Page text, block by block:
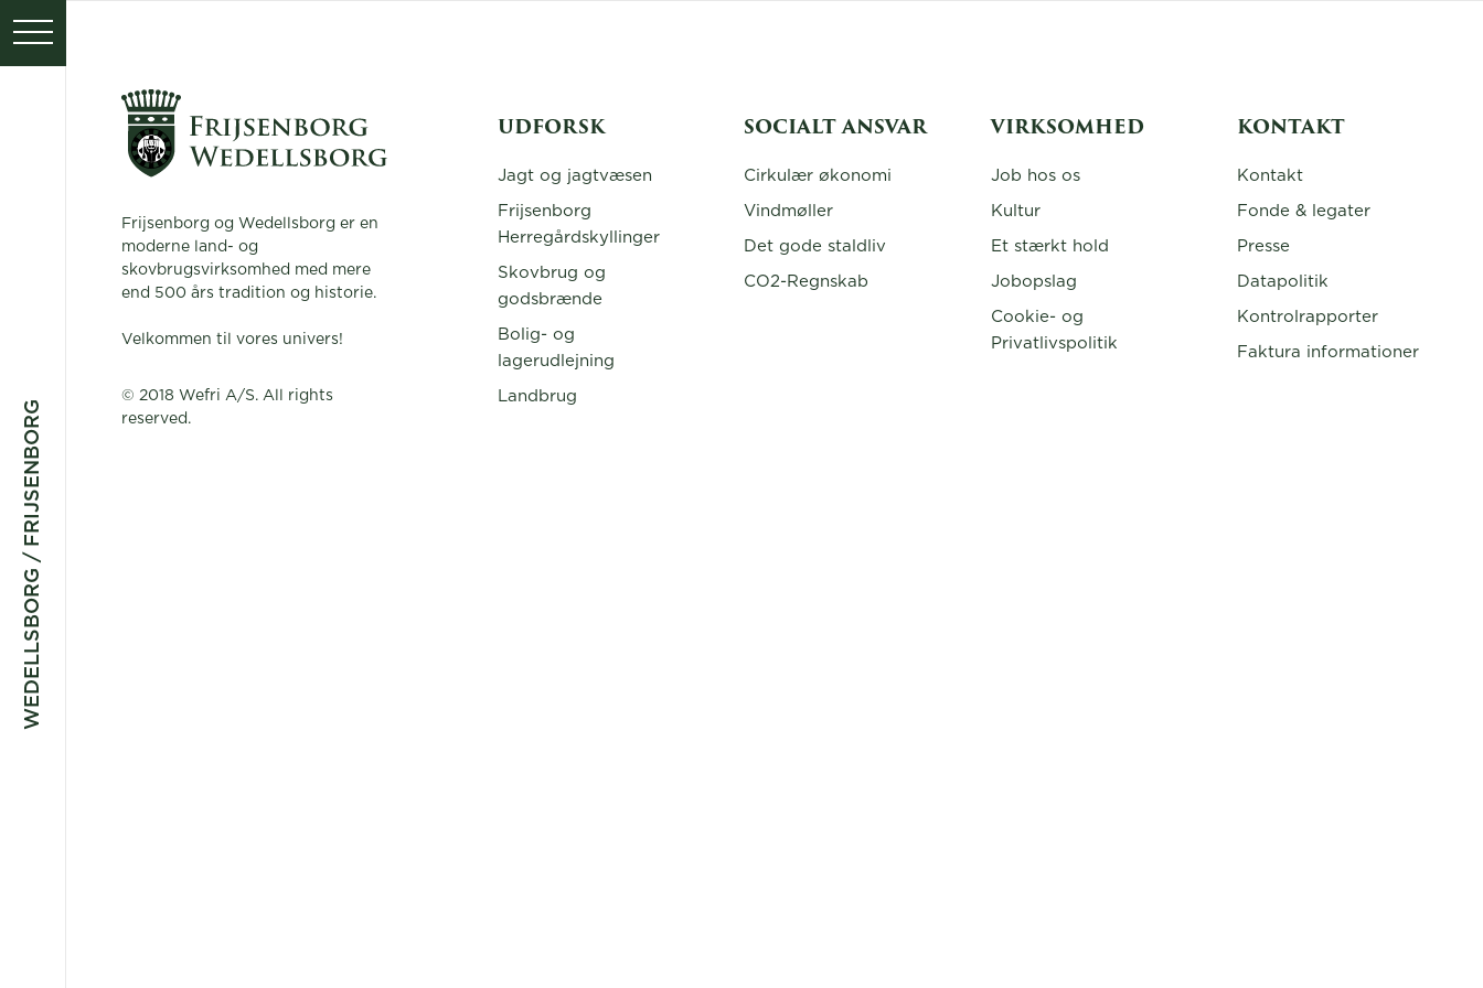
WEDELLSBORG / FRIJSENBORG
Frijsenborg og Wedellsborg er en
moderne land- og
skovbrugsvirksomhed med mere
end 500 års tradition og historie.
Velkommen til vores univers!
© 2018 Wefri A/S. All rights
reserved.
UDFORSK
Jagt og jagtvæsen
Frijsenborg
Herregårdskyllinger
Skovbrug og
godsbrænde
Bolig- og
lagerudlejning
Landbrug
SOCIALT ANSVAR
Cirkulær økonomi
Vindmøller
Det gode staldliv
CO2-Regnskab
VIRKSOMHED
Job hos os
Kultur
Et stærkt hold
Jobopslag
Cookie- og
Privatlivspolitik
KONTAKT
Kontakt
Fonde & legater
Presse
Datapolitik
Kontrolrapporter
Faktura informationer